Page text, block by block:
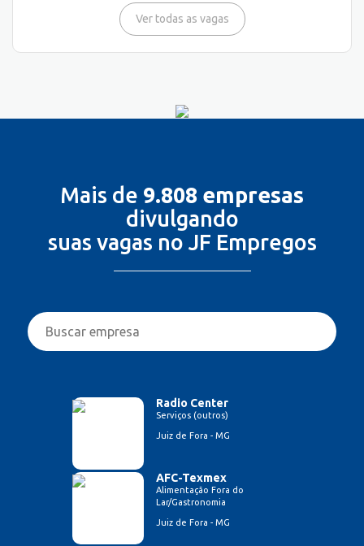
Ver todas as vagas
Mais de 9.808 empresas
divulgando
suas vagas no JF Empregos
Radio Center
Serviços (outros)
Juiz de Fora - MG
AFC-Texmex
Alimentação Fora do
Lar/Gastronomia
Juiz de Fora - MG